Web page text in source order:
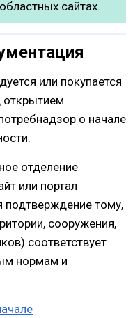
сайтах.
или покупается
открытием
о начале
отделение
или портал
подтверждение тому,
сооружения,
соответствует
нормам и